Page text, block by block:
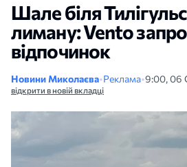
Шале біля
лиману: Vento
відпочинок
Новини Миколаєва•Реклама•9:00, 06
відкрити в новій вкладці